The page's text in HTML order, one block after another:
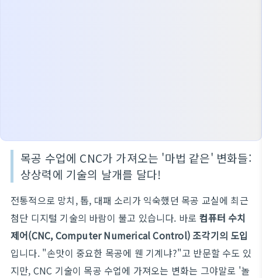
목공 수업에 CNC가 가져오는 '마법 같은' 변화들:
상상력에 기술의 날개를 달다!
전통적으로 망치, 톱, 대패 소리가 익숙했던 목공 교실에 최근
첨단 디지털 기술의 바람이 불고 있습니다. 바로 컴퓨터 수치
제어(CNC, Computer Numerical Control) 조각기의 도입
입니다. "손맛이 중요한 목공에 웬 기계냐?"고 반문할 수도 있
지만, CNC 기술이 목공 수업에 가져오는 변화는 그야말로 '놀